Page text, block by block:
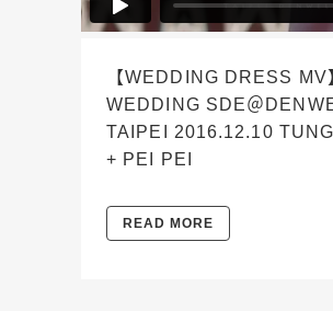
【WEDDING DRESS MV
WEDDING SDE＠
TAIPEI 2016.12.10 TUNG
+ PEI PEI
READ MORE